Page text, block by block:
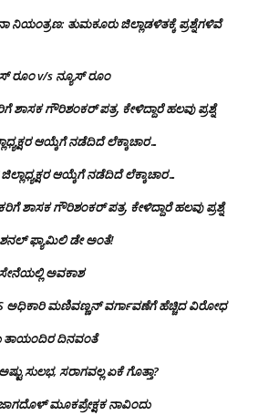
ನಿಯಂತ್ರಣ: ತುಮಕೂರು ಜಿಲ್ಲಾಡಳಿತಕ್ಕೆ ಪ್ರಶ್ನೆಗಳಿವೆ
ರೂಂ v/s ನ್ಯೂಸ್ ರೂಂ
ಶಾಸಕ ಗೌರಿಶಂಕರ್ ಪತ್ರ, ಕೇಳಿದ್ದಾರೆ ಹಲವು ಪ್ರಶ್ನೆ
ಆಯ್ಕೆಗೆ ನಡೆದಿದೆ ಲೆಕ್ಕಾಚಾರ…
ಆಯ್ಕೆಗೆ ನಡೆದಿದೆ ಲೆಕ್ಕಾಚಾರ…
ಶಾಸಕ ಗೌರಿಶಂಕರ್ ಪತ್ರ, ಕೇಳಿದ್ದಾರೆ ಹಲವು ಪ್ರಶ್ನೆ
ಫ್ಯಾಮಿಲಿ ಡೇ ಅಂತೆ!
ಅವಕಾಶ
ಅಧಿಕಾರಿ ಮಣಿವಣ್ಣನ್ ವರ್ಗಾವಣೆಗೆ ಹೆಚ್ಚಿದ‌ ವಿರೋಧ
ತಾಯಂದಿರ ದಿನವಂತೆ
ಸುಲಭ, ಸರಾಗವಲ್ಲ ಏಕೆ ಗೊತ್ತಾ?
ಮೂಕಪ್ರೇಕ್ಷಕ ನಾವಿಂದು